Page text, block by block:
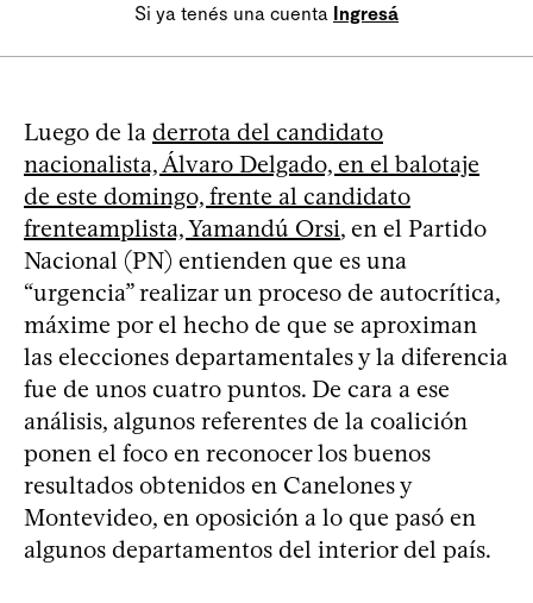
Si ya tenés una cuenta Ingresá
Luego de la derrota del candidato
nacionalista, Álvaro Delgado, en el balotaje
de este domingo, frente al candidato
frenteamplista, Yamandú Orsi, en el Partido
Nacional (PN) entienden que es una
“urgencia” realizar un proceso de autocrítica,
máxime por el hecho de que se aproximan
las elecciones departamentales y la diferencia
fue de unos cuatro puntos. De cara a ese
análisis, algunos referentes de la coalición
ponen el foco en reconocer los buenos
resultados obtenidos en Canelones y
Montevideo, en oposición a lo que pasó en
algunos departamentos del interior del país.